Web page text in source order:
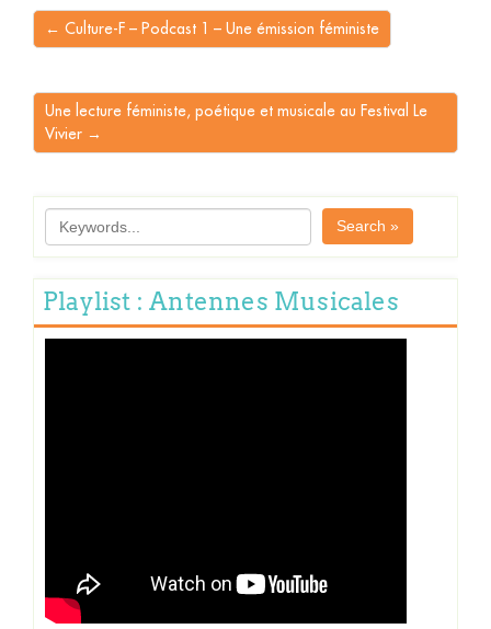
← Culture-F – Podcast 1 – Une émission féministe
Une lecture féministe, poétique et musicale au Festival Le
Vivier →
Search »
Playlist : Antennes Musicales